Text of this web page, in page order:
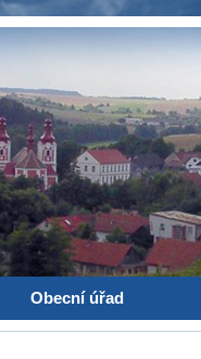
Obecní úřad